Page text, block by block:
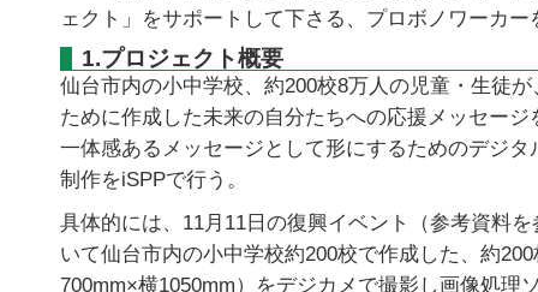
ェクト」をサポートして下さる、プロボノワーカー
1.プロジェクト概要
仙台市内の小中学校、約200校8万人の児童・生徒
ために作成した未来の自分たちへの応援メッセージ
一体感あるメッセージとして形にするためのデジタ
制作をiSPPで行う。
具体的には、11月11日の復興イベント（参考資料
いて仙台市内の小中学校約200校で作成した、約
700mm×横1050mm）をデジカメで撮影し画像処理